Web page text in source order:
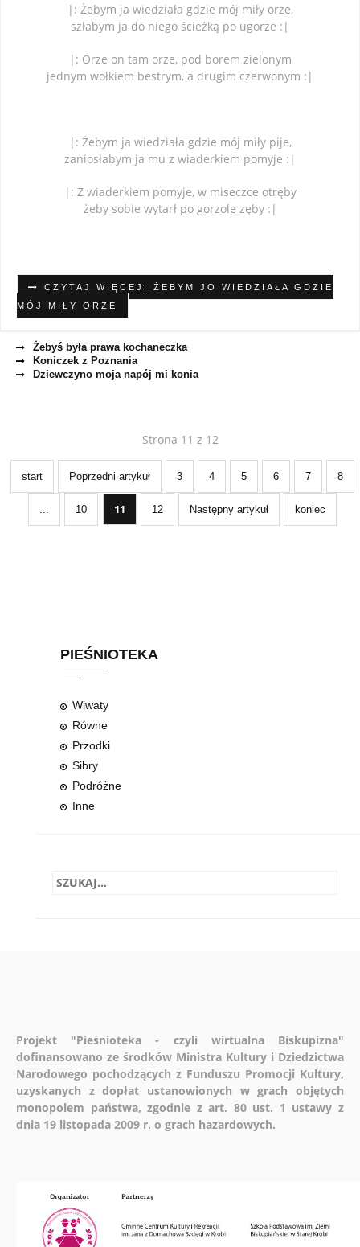
|: Żebym ja wiedziała gdzie mój miły orze,
szłabym ja do niego ścieżką po ugorze :|
|: Orze on tam orze, pod borem zielonym
jednym wołkiem bestrym, a drugim czerwonym :|
|: Żebym ja wiedziała gdzie mój miły pije,
zaniosłabym ja mu z wiaderkiem pomyje :|
|: Z wiaderkiem pomyje, w miseczce otręby
żeby sobie wytarł po gorzole zęby :|
CZYTAJ WIĘCEJ: ŻEBYM JO WIEDZIAŁA GDZIE
MÓJ MIŁY ORZE
Żebyś była prawa kochaneczka
Koniczek z Poznania
Dziewczyno moja napój mi konia
Strona 11 z 12
start Poprzedni artykuł 3 4 5 6 7 8
10 11 12 Następny artykuł koniec
PIEŚNIOTEKA
Wiwaty
Równe
Przodki
Sibry
Podróżne
Inne
Projekt "Pieśnioteka - czyli wirtualna Biskupizna"
dofinansowano ze środków Ministra Kultury i Dziedzictwa
Narodowego pochodzących z Funduszu Promocji Kultury,
uzyskanych z dopłat ustanowionych w grach objętych
monopolem państwa, zgodnie z art. 80 ust. 1 ustawy z
dnia 19 listopada 2009 r. o grach hazardowych.